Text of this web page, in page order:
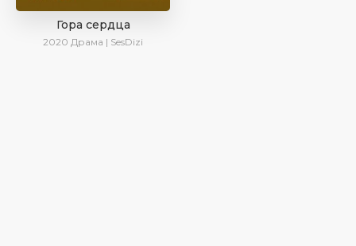
Гора сердца
2020 Драма | SesDizi